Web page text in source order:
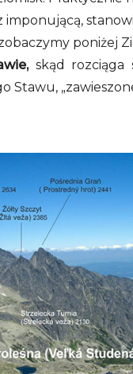
imponującą,
poniżej
skąd rozciąga
Stawu,